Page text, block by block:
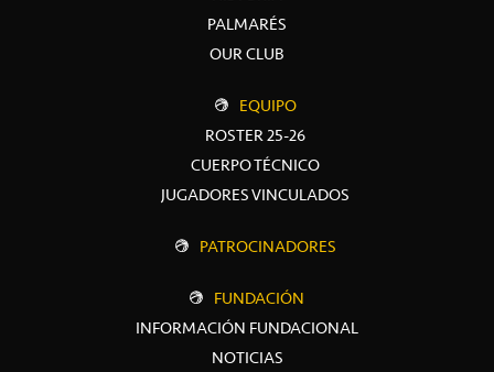
PALMARÉS
OUR CLUB
EQUIPO
ROSTER 25-26
CUERPO TÉCNICO
JUGADORES VINCULADOS
PATROCINADORES
FUNDACIÓN
INFORMACIÓN FUNDACIONAL
NOTICIAS